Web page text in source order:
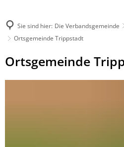
Sie sind hier: Die Verbandsgemeinde
Ortsgemeinde Trippstadt
Ortsgemeinde
Trippstadt
Ortsgemeinde